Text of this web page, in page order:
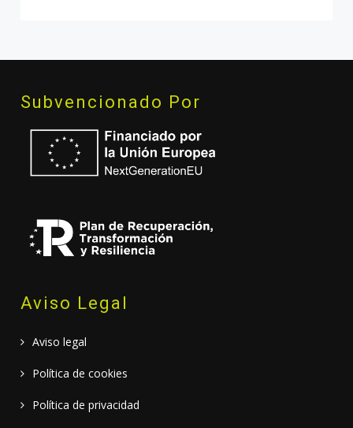
Subvencionado Por
Aviso Legal
Aviso legal
Política de cookies
Política de privacidad